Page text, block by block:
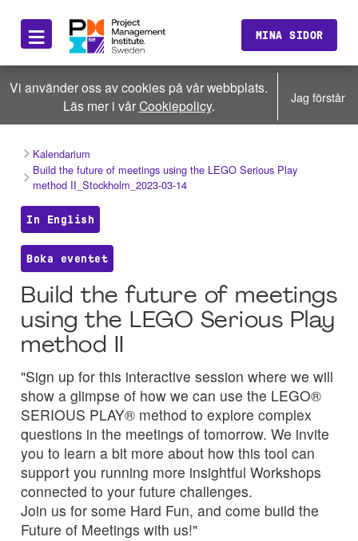
≡ MINA SIDOR
Vi använder oss av cookies på vår webbplats.
Läs mer i vårCookiepolicy. Jag förstår
Kalendarium
Build the future of meetings using the LEGO Serious Play
method II_Stockholm_2023-03-14
In English
Boka eventet
Build the future of meetings
using the LEGO Serious Play
method II
"Sign up for this interactive session where we will
show a glimpse of how we can use the LEGO®
SERIOUS PLAY® method to explore complex
questions in the meetings of tomorrow. We invite
you to learn a bit more about how this tool can
support you running more insightful Workshops
connected to your future challenges.
Join us for some Hard Fun, and come build the
Future of Meetings with us!"